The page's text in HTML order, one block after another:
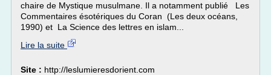
chaire de Mystique musulmane. Il a notamment publié Les
Commentaires ésotériques du Coran (Les deux océans,
1990) et La Science des lettres en islam...
Lire la suite
Site : http://leslumieresdorient.com